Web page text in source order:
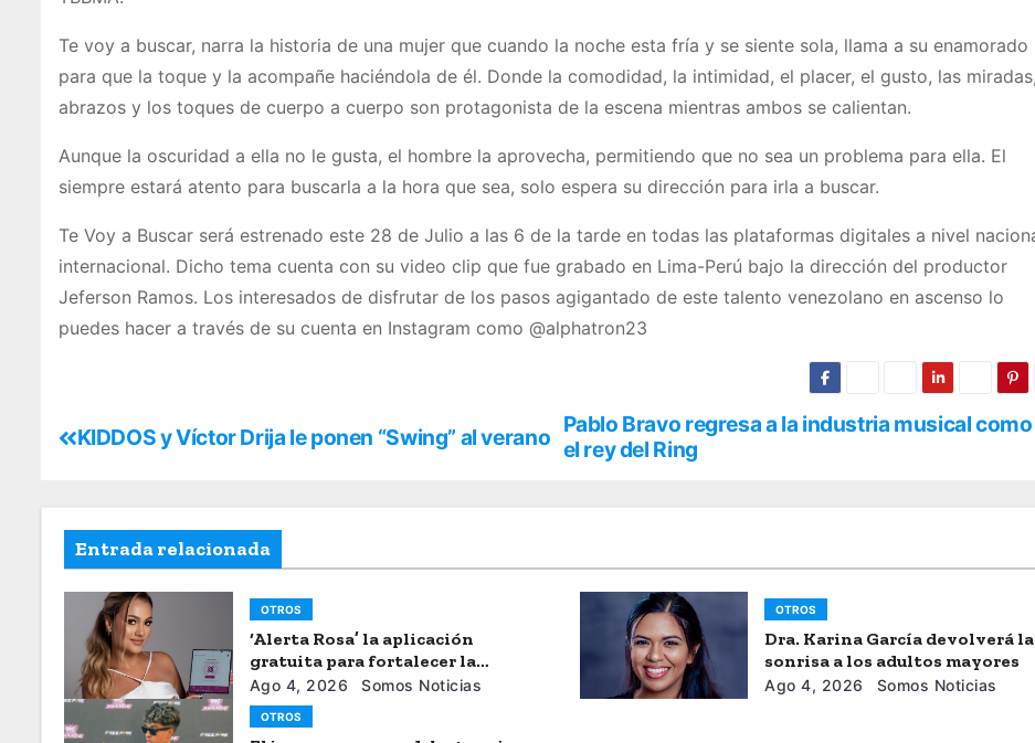
Te voy a buscar, narra la historia de una mujer que cuando la noche esta fría y se siente sola, llama a su enamorado
para que la toque y la acompañe haciéndola de él. Donde la comodidad, la intimidad, el placer, el gusto, las
abrazos y los toques de cuerpo a cuerpo son protagonista de la escena mientras ambos se calientan.
Aunque la oscuridad a ella no le gusta, el hombre la aprovecha, permitiendo que no sea un problema para ella. El
siempre estará atento para buscarla a la hora que sea, solo espera su dirección para irla a buscar.
Te Voy a Buscar será estrenado este 28 de Julio a las 6 de la tarde en todas las plataformas digitales a nivel
internacional. Dicho tema cuenta con su video clip que fue grabado en Lima-Perú bajo la dirección del productor
Jeferson Ramos. Los interesados de disfrutar de los pasos agigantado de este talento venezolano en ascenso lo
puedes hacer a través de su cuenta en Instagram como @alphatron23
Pablo Bravo regresa a la industria musical como
el rey del Ring
KIDDOS y Víctor Drija le ponen “Swing” al verano
Entrada relacionada
OTROS
‘Alerta Rosa’ la aplicación
gratuita para fortalecer la
seguiridad de las mujeres
Ago 4, 2026 Somos Noticias
OTROS
Dra. Karina García devolverá la
sonrisa a los adultos mayores
Ago 4, 2026 Somos Noticias
OTROS